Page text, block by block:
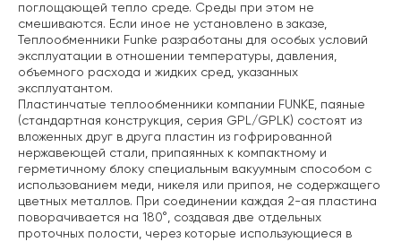
поглощающей тепло среде. Среды при этом не
смешиваются. Если иное не установлено в заказе,
Теплообменники Funke разработаны для особых условий
эксплуатации в отношении температуры, давления,
объемного расхода и жидких сред, указанных
эксплуатантом.
Пластинчатые теплообменники компании FUNKE, паяные
(стандартная конструкция, серия GPL/GPLK) состоят из
вложенных друг в друга пластин из гофрированной
нержавеющей стали,
припаянных к компактному и
герметичному блоку специальным вакуумным способом с
использованием меди, никеля или припоя, не содержащего
цветных металлов. При соединении каждая 2-ая пластина
поворачивается на 180°, создавая две отдельных
проточных полости, через которые использующиеся в